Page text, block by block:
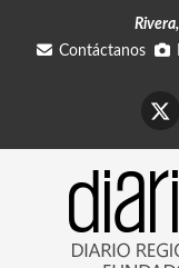
Contáctanos